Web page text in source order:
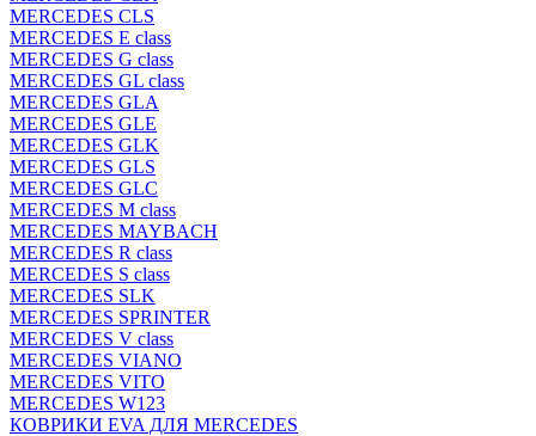
MERCEDES CLS
MERCEDES E class
MERCEDES G class
MERCEDES GL class
MERCEDES GLA
MERCEDES GLE
MERCEDES GLK
MERCEDES GLS
MERCEDES GLC
MERCEDES M class
MERCEDES MAYBACH
MERCEDES R class
MERCEDES S class
MERCEDES SLK
MERCEDES SPRINTER
MERCEDES V class
MERCEDES VIANO
MERCEDES VITO
MERCEDES W123
КОВРИКИ EVA ДЛЯ MERCEDES